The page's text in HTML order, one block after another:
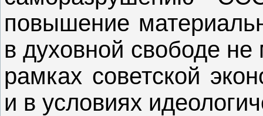
повышение
в духовной свободе
рамках советской
и в условиях